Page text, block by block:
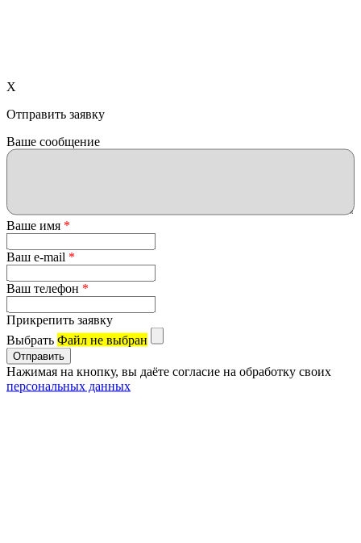
X
Отправить заявку
Ваше сообщение
Ваше имя *
Ваш e-mail *
Ваш телефон *
Прикрепить заявку
Выбрать Файл не выбран
Нажимая на кнопку, вы даёте согласие на обработку своих
персональных данных